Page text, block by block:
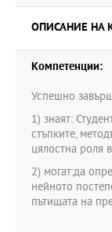
ОПИСАНИЕ НА
Компетенции:
Успешно
1) знаят:
стъпките,
цялостна роля
2) могат:да
нейното
пътищата на